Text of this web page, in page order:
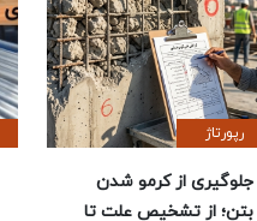
رپورتاژ
جلوگیری از کرمو شدن
بتن؛ از تشخیص علت تا